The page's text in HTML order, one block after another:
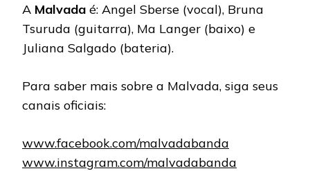
A Malvada é: Angel Sberse (vocal), Bruna
Tsuruda (guitarra), Ma Langer (baixo) e
Juliana Salgado (bateria).
Para saber mais sobre a Malvada, siga seus
canais oficiais:
www.facebook.com/malvadabanda
www.instagram.com/malvadabanda